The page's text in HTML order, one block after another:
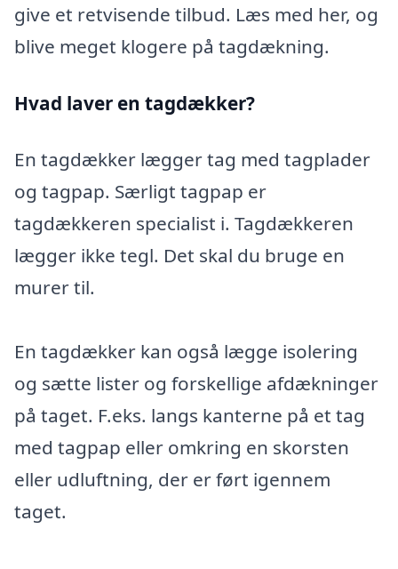
give et retvisende tilbud. Læs med her, og
blive meget klogere på tagdækning.
Hvad laver en tagdækker?
En tagdækker lægger tag med tagplader
og tagpap. Særligt tagpap er
tagdækkeren specialist i. Tagdækkeren
lægger ikke tegl. Det skal du bruge en
murer til.
En tagdækker kan også lægge isolering
og sætte lister og forskellige afdækninger
på taget. F.eks. langs kanterne på et tag
med tagpap eller omkring en skorsten
eller udluftning, der er ført igennem
taget.